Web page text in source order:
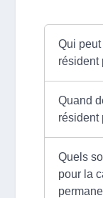
Qui
résident
Quand
résident
Quels
pour la